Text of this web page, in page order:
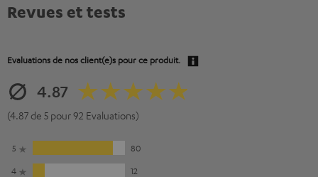
Revues et tests
Evaluations de nos client(e)s pour ce produit.
4.87
(4.87 de 5 pour 92 Evaluations)
5
80
4
12